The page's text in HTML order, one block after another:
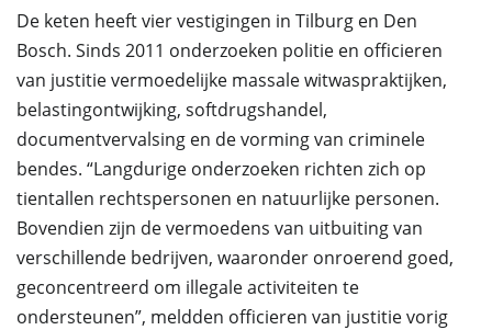
De keten heeft vier vestigingen in Tilburg en Den
Bosch. Sinds 2011 onderzoeken politie en officieren
van justitie vermoedelijke massale witwaspraktijken,
belastingontwijking, softdrugshandel,
documentvervalsing en de vorming van criminele
bendes. “Langdurige onderzoeken richten zich op
tientallen rechtspersonen en natuurlijke personen.
Bovendien zijn de vermoedens van uitbuiting van
verschillende bedrijven, waaronder onroerend goed,
geconcentreerd om illegale activiteiten te
ondersteunen”, meldden officieren van justitie vorig